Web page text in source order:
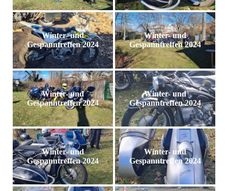
Winter- und
Gespanntreffen 2024
Winter- und
Gespanntreffen 2024
Winter- und
Gespanntreffen 2024
Winter- und
Gespanntreffen 2024
Winter- und
Gespanntreffen 2024
Winter- und
Gespanntreffen 2024